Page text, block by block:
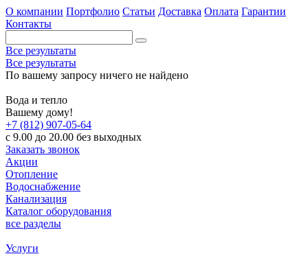
О компании Портфолио Статьи Доставка Оплата Гарантии
Контакты
Все результаты
Все результаты
По вашему запросу ничего не найдено
Вода и тепло
Вашему дому!
+7 (812) 907-05-64
с 9.00 до 20.00 без выходных
Заказать звонок
Акции
Отопление
Водоснабжение
Канализация
Каталог оборудования
все разделы
Услуги